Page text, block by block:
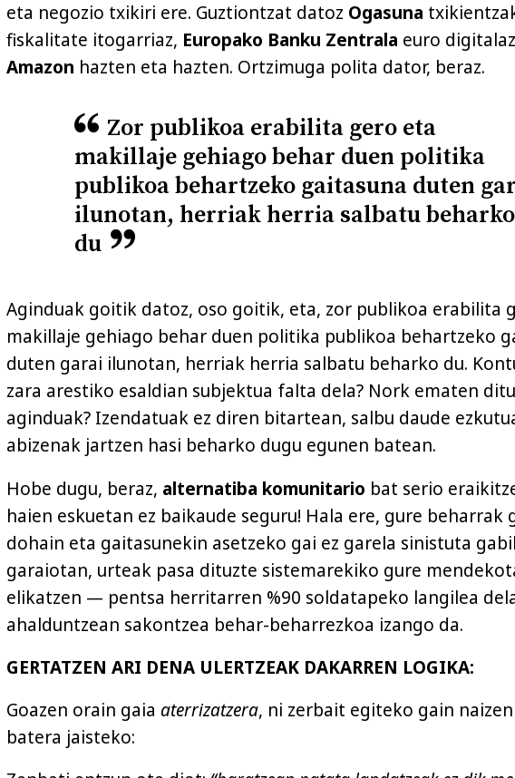
eta negozio txikiri ere. Guztiontzat datoz Ogasuna
fiskalitate itogarriaz, Europako Banku Zentrala euro
Amazon hazten eta hazten. Ortzimuga polita dator, beraz.
Zor publikoa erabilita gero eta
makillaje gehiago behar duen politika
publikoa behartzeko gaitasuna duten
ilunotan, herriak herria salbatu beharko
du
Aginduak goitik datoz, oso goitik, eta, zor publikoa erabilita
makillaje gehiago behar duen politika publikoa behartzeko
duten garai ilunotan, herriak herria salbatu beharko du.
zara arestiko esaldian subjektua falta dela? Nork ematen
aginduak? Izendatuak ez diren bitartean, salbu daude
abizenak jartzen hasi beharko dugu egunen batean.
Hobe dugu, beraz, alternatiba komunitario bat serio
haien eskuetan ez baikaude seguru! Hala ere, gure beharrak
dohain eta gaitasunekin asetzeko gai ez garela sinistuta
garaiotan, urteak pasa dituzte sistemarekiko gure
elikatzen — pentsa herritarren %90 soldatapeko langilea
ahalduntzean sakontzea behar-beharrezkoa izango da.
GERTATZEN ARI DENA ULERTZEAK DAKARREN LOGIKA:
Goazen orain gaia aterrizatzera, ni zerbait egiteko gain
batera jaisteko: